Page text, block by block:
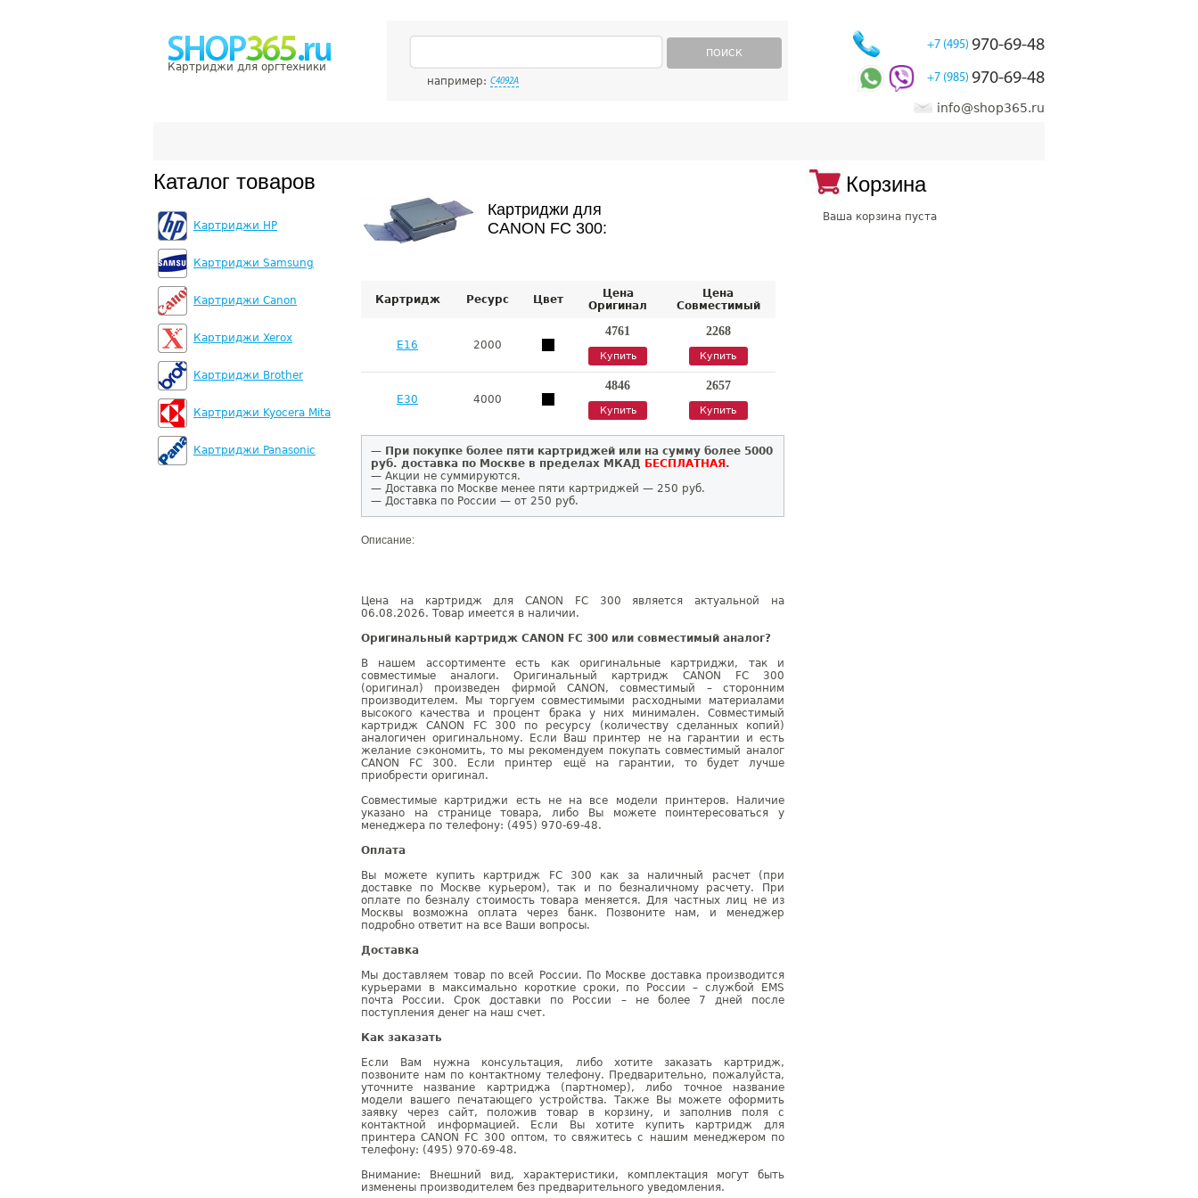
Картриджи для оргтехники
ПОИСК
например: C4092A
+7 (495) 970-69-48
+7 (985) 970-69-48
info@shop365.ru
Каталог товаров
Картриджи HP
Картриджи Samsung
Картриджи Canon
Картриджи Xerox
Картриджи Brother
Картриджи Kyocera Mita
Картриджи Panasonic
Картриджи для
CANON FC 300:
Картридж Ресурс Цвет
Цена
Оригинал
Цена
Совместимый
E16 2000
4761
Купить
2268
Купить
E30 4000
4846
Купить
2657
Купить
— При покупке более пяти картриджей или на сумму более 5000
руб. доставка по Москве в пределах МКАД БЕСПЛАТНАЯ .
— Акции не суммируются.
— Доставка по Москве менее пяти картриджей — 250 руб.
— Доставка по России — от 250 руб.
Описание:
Цена на картридж для CANON FC 300 является актуальной на
06.08.2026. Товар имеется в наличии.
Оригинальный картридж CANON FC 300 или совместимый аналог?
В нашем ассортименте есть как оригинальные картриджи, так и
совместимые аналоги. Оригинальный картридж CANON FC 300
(оригинал) произведен фирмой CANON, совместимый – сторонним
производителем. Мы торгуем совместимыми расходными материалами
высокого качества и процент брака у них минимален. Совместимый
картридж CANON FC 300 по ресурсу (количеству сделанных копий)
аналогичен оригинальному. Если Ваш принтер не на гарантии и есть
желание сэкономить, то мы рекомендуем покупать совместимый аналог
CANON FC 300. Если принтер ещё на гарантии, то будет лучше
приобрести оригинал.
Совместимые картриджи есть не на все модели принтеров. Наличие
указано на странице товара, либо Вы можете поинтересоваться у
менеджера по телефону: (495) 970-69-48.
Оплата
Вы можете купить картридж FC 300 как за наличный расчет (при
доставке по Москве курьером), так и по безналичному расчету. При
оплате по безналу стоимость товара меняется. Для частных лиц не из
Москвы возможна оплата через банк. Позвоните нам, и менеджер
подробно ответит на все Ваши вопросы.
Доставка
Мы доставляем товар по всей России. По Москве доставка производится
курьерами в максимально короткие сроки, по России – службой EMS
почта России. Срок доставки по России – не более 7 дней после
поступления денег на наш счет.
Как заказать
Если Вам нужна консультация, либо хотите заказать картридж,
позвоните нам по контактному телефону. Предварительно, пожалуйста,
уточните название картриджа (партномер), либо точное название
модели вашего печатающего устройства. Также Вы можете оформить
заявку через сайт, положив товар в корзину, и заполнив поля с
контактной информацией. Если Вы хотите купить картридж для
принтера CANON FC 300 оптом, то свяжитесь с нашим менеджером по
телефону: (495) 970-69-48.
Внимание: Внешний вид, характеристики, комплектация могут быть
изменены производителем без предварительного уведомления.
Корзина
Ваша корзина пуста